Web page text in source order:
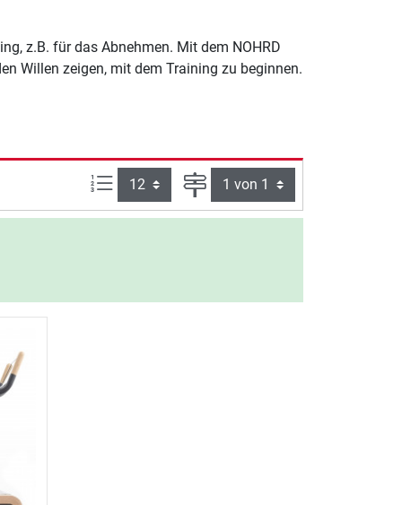
z.B. für das Abnehmen. Mit dem NOHRD
Willen zeigen, mit dem Training zu beginnen.
Artikel pro Seite: Seite